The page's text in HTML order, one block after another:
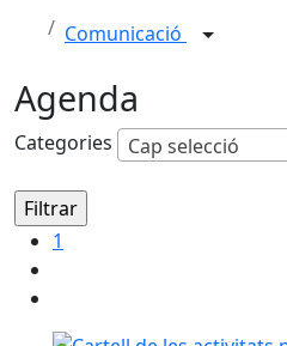
Comunicació
Agenda
Categories Cap selecció
1